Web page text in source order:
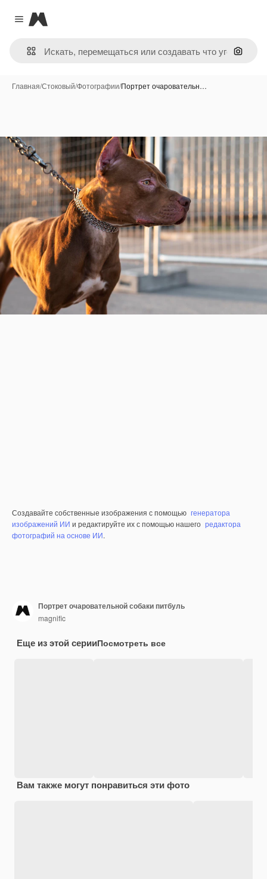
Close menu
Magnific
Поиск
Главная/Стоковый/Фотографии/Портрет очаровательн…
Создавайте собственные изображения с помощью генератора
изображений ИИ и редактируйте их с помощью нашего редактора
фотографий на основе ИИ.
Портрет очаровательной собаки питбуль
magnific
Еще из этой серииПосмотреть все
Вам также могут понравиться эти фото